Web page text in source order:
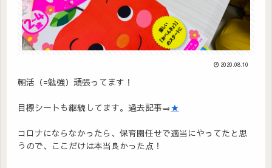
2020.08.10
朝活（=勉強）頑張ってます！
目標シートも継続してます。過去記事⇒★
コロナにならなかったら、保育園任せで適当にやってたと思
うので、ここだけは本当良かった点！